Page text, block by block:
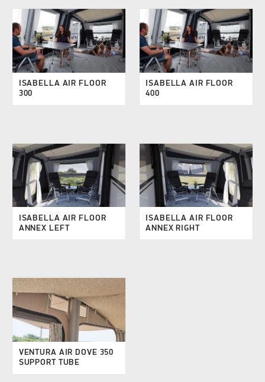
ISABELLA AIR FLOOR
300
ISABELLA AIR FLOOR
400
ISABELLA AIR FLOOR
ANNEX LEFT
ISABELLA AIR FLOOR
ANNEX RIGHT
VENTURA AIR DOVE 350
SUPPORT TUBE